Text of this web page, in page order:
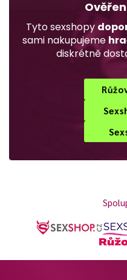
Tyto sexshopy
sami nakupujeme
diskrétně